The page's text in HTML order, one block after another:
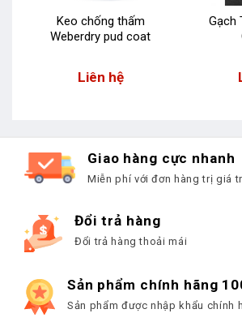
Keo chống thấm
Weberdry pud coat
Liên hệ
Gạch
Giao hàng cực nhanh
Miễn phí với đơn hàng trị giá
Đổi trả hàng
Đổi trả hàng thoải mái
Sản phẩm chính hãng
Sản phẩm được nhập khẩu chính